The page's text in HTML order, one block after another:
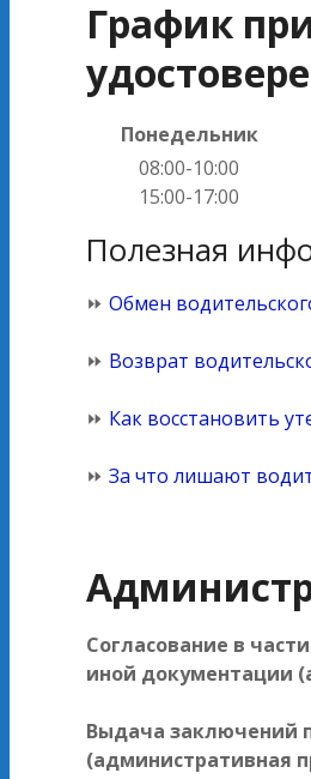
График
Понедельник
08:00-10:00
15:00-17:00
Полезная
⏩ Обмен
⏩ Возврат
⏩ Как восстановить
⏩ За что лишают
Согласование в
иной документации
Выдача заключений
(административная